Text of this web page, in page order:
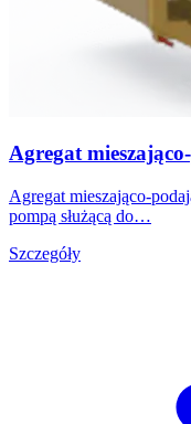
Agregat
Agregat mieszająco-
pompą służącą do…
Szczegóły